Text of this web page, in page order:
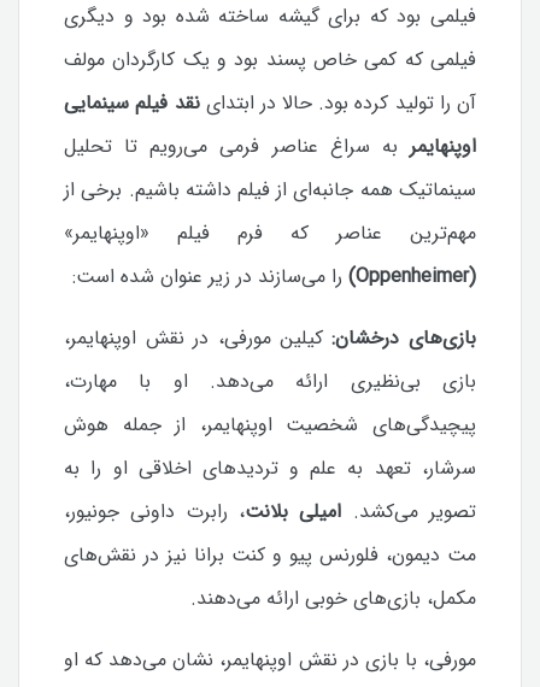
فیلمی بود که برای گیشه ساخته شده بود و دیگری
فیلمی که کمی خاص پسند بود و یک کارگردان مولف
آن را تولید کرده بود. حالا در ابتداینقد فیلم سینمایی
اوپنهایمر به سراغ عناصر فرمی می‌رویم تا تحلیل
سینماتیک همه جانبه‌ای از فیلم داشته باشیم. برخی از
مهم‌ترین عناصر که فرم فیلم «اوپنهایمر»
(Oppenheimer)
را می‌سازند در زیر عنوان شده است:
بازی‌های درخشان:کیلین مورفی، در نقش اوپنهایمر،
بازی بی‌نظیری ارائه می‌دهد. او با مهارت،
پیچیدگی‌های شخصیت اوپنهایمر، از جمله هوش
سرشار، تعهد به علم و تردیدهای اخلاقی او را به
تصویر می‌کشد. امیلی بلانت، رابرت داونی جونیور،
مت دیمون، فلورنس پیو و کنت برانا نیز در نقش‌های
مکمل، بازی‌های خوبی ارائه می‌دهند.
مورفی، با بازی در نقش اوپنهایمر، نشان می‌دهد که او